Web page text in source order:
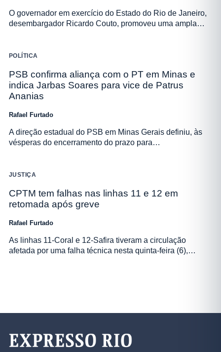
O governador em exercício do Estado do Rio de Janeiro,
desembargador Ricardo Couto, promoveu uma ampla…
POLÍTICA
PSB confirma aliança com o PT em Minas e
indica Jarbas Soares para vice de Patrus
Ananias
Rafael Furtado
A direção estadual do PSB em Minas Gerais definiu, às
vésperas do encerramento do prazo para…
JUSTIÇA
CPTM tem falhas nas linhas 11 e 12 em
retomada após greve
Rafael Furtado
As linhas 11-Coral e 12-Safira tiveram a circulação
afetada por uma falha técnica nesta quinta-feira (6),…